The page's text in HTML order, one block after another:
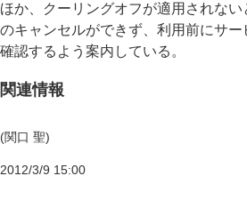
ほか、クーリングオフが適用されな
のキャンセルができず、利用前にサ
確認するよう案内している。
関連情報
(関口 聖)
2012/3/9 15:00